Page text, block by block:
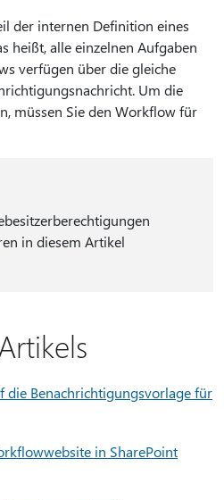
der internen Definition eines
heißt, alle einzelnen Aufgaben
verfügen über die gleiche
Um die
müssen Sie den Workflow für
in diesem Artikel
die Benachrichtigungsvorlage für
in SharePoint